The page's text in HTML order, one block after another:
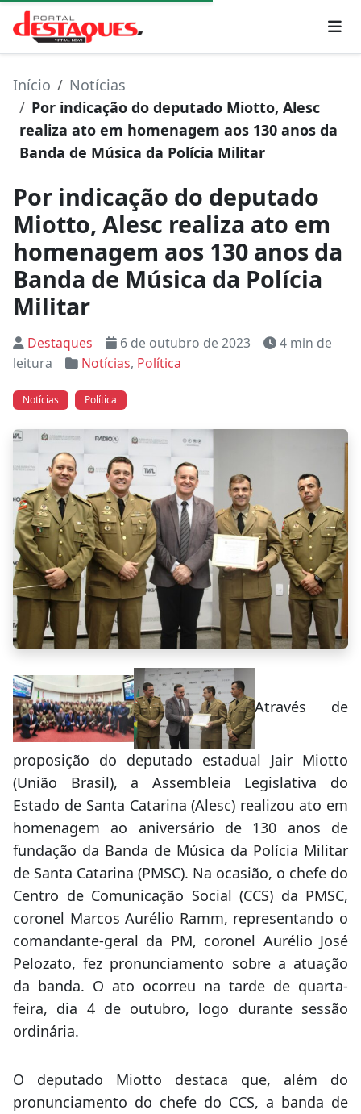
Início
Notícias
Por indicação do deputado Miotto, Alesc
realiza ato em homenagem aos 130 anos da
Banda de Música da Polícia Militar
Por indicação do deputado
Miotto, Alesc realiza ato em
homenagem aos 130 anos da
Banda de Música da Polícia
Militar
Destaques 6 de outubro de 2023
4 min de
leitura
Notícias, Política
Notícias Política
Através de
proposição do deputado estadual Jair Miotto
(União Brasil), a Assembleia Legislativa do
Estado de Santa Catarina (Alesc) realizou ato em
homenagem ao aniversário de 130 anos de
fundação da Banda de Música da Polícia Militar
de Santa Catarina (PMSC). Na ocasião, o chefe do
Centro de Comunicação Social (CCS) da PMSC,
coronel Marcos Aurélio Ramm, representando o
comandante-geral da PM, coronel Aurélio José
Pelozato, fez pronunciamento sobre a atuação
da banda. O ato ocorreu na tarde de quarta-
feira, dia 4 de outubro, logo durante sessão
ordinária.
O deputado Miotto destaca que, além do
pronunciamento do chefe do CCS, a banda de